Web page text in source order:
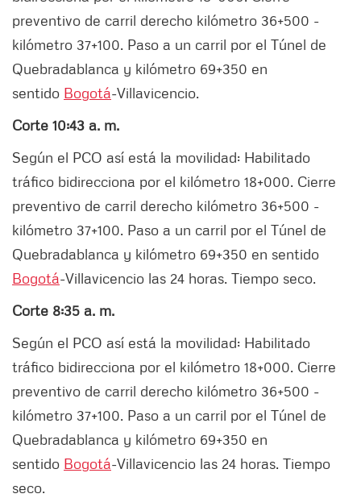
preventivo de carril derecho kilómetro 36+500 -
kilómetro 37+100. Paso a un carril por el Túnel de
Quebradablanca y kilómetro 69+350 en
sentido Bogotá-Villavicencio.
Corte 10:43 a. m.
Según el PCO así está la movilidad: Habilitado
tráfico bidirecciona por el kilómetro 18+000. Cierre
preventivo de carril derecho kilómetro 36+500 -
kilómetro 37+100. Paso a un carril por el Túnel de
Quebradablanca y kilómetro 69+350 en sentido
Bogotá-Villavicencio las 24 horas. Tiempo seco.
Corte 8:35 a. m.
Según el PCO así está la movilidad: Habilitado
tráfico bidirecciona por el kilómetro 18+000. Cierre
preventivo de carril derecho kilómetro 36+500 -
kilómetro 37+100. Paso a un carril por el Túnel de
Quebradablanca y kilómetro 69+350 en
sentido Bogotá-Villavicencio las 24 horas. Tiempo
seco.